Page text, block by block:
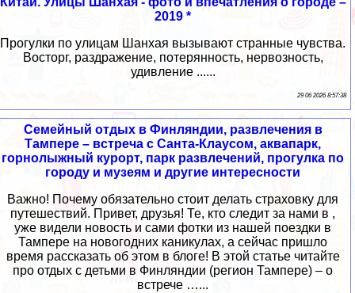
2019 *
Прогулки по улицам Шанхая вызывают странные чувства.
Восторг, раздражение, потерянность, нервозность,
удивление ......
29 06 2026 8:57:38
Семейный отдых в Финляндии, развлечения в
Тампере – встреча с Санта-Клаусом, аквапарк,
горнолыжный курорт, парк развлечений, прогулка по
городу и музеям и другие интересности
Важно! Почему обязательно стоит делать страховку для
путешествий. Привет, друзья! Те, кто следит за нами в ,
уже видели новость и сами фотки из нашей поездки в
Тампере на новогодних каникулах, а сейчас пришло
время рассказать об этом в блоге! В этой статье читайте
про отдых с детьми в Финляндии (регион Тампере) – о
встрече …...